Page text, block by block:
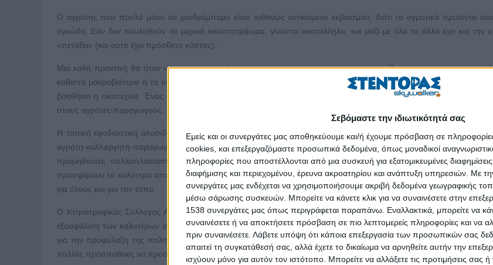
Σεβόμαστε την ιδιωτικότητά σας
Εμείς και οι συνεργάτες μας αποθηκεύουμε και/ή έχουμε πρόσβαση σε
cookies, και επεξεργαζόμαστε προσωπικά δεδομένα, όπως μοναδικοί
πληροφορίες που αποστέλλονται από μια συσκευή για εξατομικευμένες
διαφήμισης και περιεχομένου, έρευνα ακροατηρίου και ανάπτυξη υπηρεσιών. Με
συνεργάτες μας ενδέχεται να χρησιμοποιήσουμε ακριβή δεδομένα γεωγραφικής
μέσω σάρωσης συσκευών. Μπορείτε να κάνετε κλικ για να συναινέσετε στην
1538 συνεργάτες μας όπως περιγράφεται παραπάνω. Εναλλακτικά, μπορείτε να
συναινέσετε ή να αποκτήσετε πρόσβαση σε πιο λεπτομερείς πληροφορίες και να
πριν συναινέσετε. Λάβετε υπόψη ότι κάποια επεξεργασία των προσωπικών σας
απαιτεί τη συγκατάθεσή σας, αλλά έχετε το δικαίωμα να αρνηθείτε αυτήν την
ισχύουν μόνο για αυτόν τον ιστότοπο. Μπορείτε να αλλάξετε τις προτιμήσεις σας
Ο αγρότης που πουλά μόνο σε χονδρέμπορο είναι πιθανώς αντικείμενο εκβιασμού, διότι τα αγροτικά προϊόντα
ογκώδη. Εάν δεν πουληθούν σε μερικά εικοσιτετράωρα, γίνονται ακατάλληλα, και μαζί με όλα τα άλλα έχει και
«πετάξει» (και αυτό έχει πρόσθετο κόστος).
Μια καλή πρακτική θα ήταν να μπορεί ο αγρότης-παραγωγός να τυποποιεί, να συσκευάζει και να μεταποιεί τα
καθιστά μακροβιότερα ή τα ογκώδη να τα καθιστά μικρότερου όγκου και άρα αποθηκεύσιμα. Σε αυτή τη
βοηθήσει η οικοτεχνία. Ένας νόμος του 2014 (4235/11-2-2014), που ακόμα καρκινοβατεί και δεν μπορεί να
στους αγρότες-παραγωγούς. Και έτσι, οι αγρότες παραμένουν αντικείμενο εκβιασμού.
Η τοπική εφοδιαστική αλυσίδα (short supply chain) αποτελείται από το πολλαπλασιαστικό υλικό (αυτόχθονα,
αγρότη-καλλιεργητή-παραγωγό, τον φορέα της γαστρονομίας (μόδα, πολιτιστική κληρονομιά) και τον
προμηθευτές πολλαπλασιαστικού υλικού, οι καλλιεργητές-εκτροφείς και οι αρχιμάγειροι αποτελούν μια ενιαία
προσφέρουν το καλύτερο αποτέλεσμα στον καταναλωτή. Όσο πιο γρήγορα το καταλάβουν οι εμπλεκόμενες ομάδες,
για όλους και για τον τόπο.
Ο Κτηνοτροφικός Σύλλογος Αττικής «Άγιος Γεώργιος» εσωτερικά κάνει εκπαιδευτικά σεμινάρια, ημερίδες,
εξασφάλιση των καλυτέρων συνθηκών εκτροφής. Το σημερινό διοικητικό συμβούλιο του συλλόγου καταβάλλει
για την προφύλαξη της πολιτιστικής κληρονομιάς και του τρόπου ζωής (ήθη και έθιμα) των κτηνοτρόφων της
πολλές προσπάθειες να προσανατολιστούν οι κτηνοτρόφοι-μέλη του σε αυτόχθονες φυλές ζώων και σιτηρέσιο από